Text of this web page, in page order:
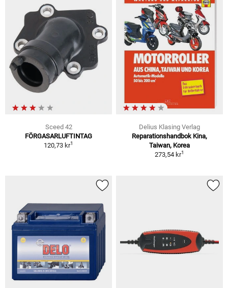
Sceed 42
FÖRGASARLUFTINTAG
120,73 kr1
Delius Klasing Verlag
Reparationshandbok Kina,
Taiwan, Korea
273,54 kr1